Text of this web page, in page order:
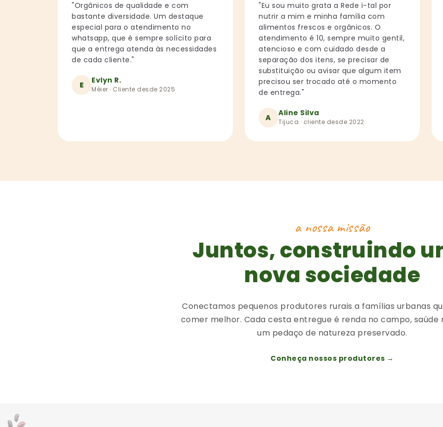
"Orgânicos de qualidade e com
bastante diversidade. Um destaque
especial para o atendimento no
whatsapp, que é sempre solícito para
que a entrega atenda às necessidades
de cada cliente."
E Evlyn R.
Méier · Cliente desde 2025
"Eu sou muito grata a Rede i-tal por
nutrir a mim e minha família com
alimentos frescos e orgânicos. O
atendimento é 10, sempre muito gentil,
atencioso e com cuidado desde a
separação dos itens, se precisar de
substituição ou avisar que algum item
precisou ser trocado até o momento
de entrega."
A Aline Silva
Tijuca · cliente desde 2022
a nossa missão
Juntos, construindo
nova sociedade
Conectamos pequenos produtores rurais a famílias urbanas
comer melhor. Cada cesta entregue é renda no campo, saúde
um pedaço de natureza preservado.
Conheça nossos produtores →